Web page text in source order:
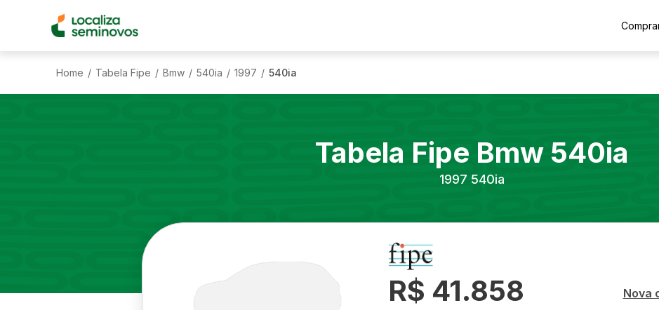
Home / Tabela Fipe / Bmw / 540ia / 1997 / 540ia
Tabela Fipe Bmw 540ia
1997 540ia
R$ 41.858 Nova